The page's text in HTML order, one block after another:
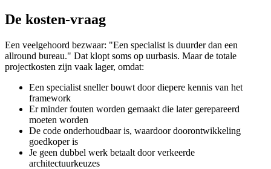
De kosten-vraag
Een veelgehoord bezwaar: "Een specialist is duurder dan een
allround bureau." Dat klopt soms op uurbasis. Maar de totale
projectkosten zijn vaak lager, omdat:
Een specialist sneller bouwt door diepere kennis van het
framework
Er minder fouten worden gemaakt die later gerepareerd
moeten worden
De code onderhoudbaar is, waardoor doorontwikkeling
goedkoper is
Je geen dubbel werk betaalt door verkeerde
architectuurkeuzes